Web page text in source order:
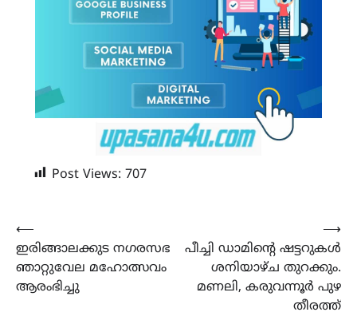
Post Views: 707
Post
navigation
⟵
ഇരിങ്ങാലക്കുട നഗരസഭ
ഞാറ്റുവേല മഹോത്സവം
ആരംഭിച്ചു
പീച്ചി ഡാമിൻ്റെ ഷട്ടറുകൾ
ശനിയാഴ്ച തുറക്കും.
മണലി, കരുവന്നൂർ പുഴ
തീരത്ത്
⟶